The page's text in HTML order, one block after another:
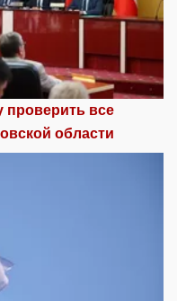
проверить все
области